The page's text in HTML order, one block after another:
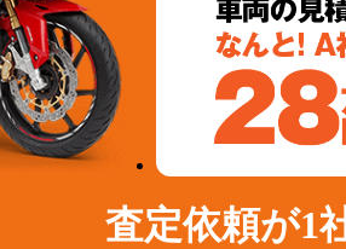
査定依頼が1